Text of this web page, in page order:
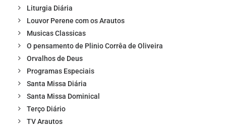
Liturgia Diária
Louvor Perene com os Arautos
Musicas Classicas
O pensamento de Plinio Corrêa de Oliveira
Orvalhos de Deus
Programas Especiais
Santa Missa Diária
Santa Missa Dominical
Terço Diário
TV Arautos